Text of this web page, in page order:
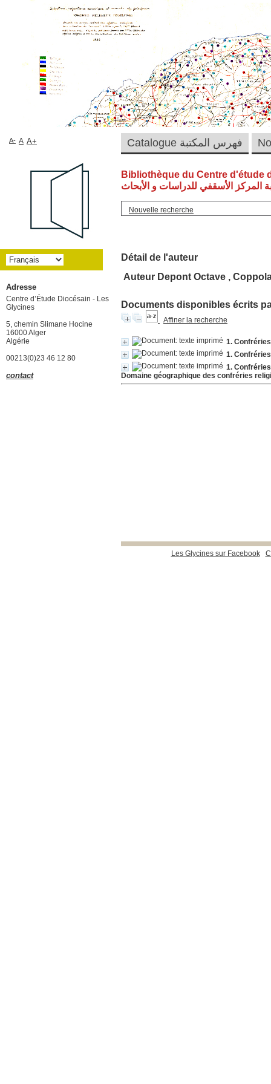
Bibliothèque du Centre d'étude
المركز الأسقفي للدراسات و الأبحاث
Nouvelle recherche
Détail de l'auteur
Auteur Depont Octave ,
Documents disponibles écrits
Affiner la recherche
1.
1.
1.
Domaine géographique des confréries
Les Glycines sur Facebook
Catalogue فهرس المكتبة A- A A+
Adresse
Centre d’Étude Diocésain - Les
Glycines
5, chemin Slimane Hocine
16000 Alger
Algérie
00213(0)23 46 12 80
contact